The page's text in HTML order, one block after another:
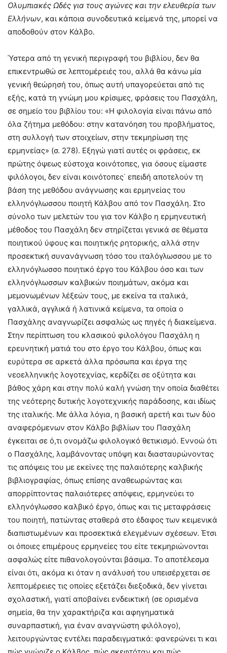
Ολυμπιακές Ωδές για τους αγώνες και την ελευθερία των
Ελλήνων, και κάποια συνοδευτικά κείμενά της, μπορεί να
αποδοθούν στον Κάλβο.
Ύστερα από τη γενική περιγραφή του βιβλίου, δεν θα
επικεντρωθώ σε λεπτομέρειές του, αλλά θα κάνω μία
γενική θεώρησή του, όπως αυτή υπαγορεύεται από τις
εξής, κατά τη γνώμη μου κρίσιμες, φράσεις του Πασχάλη,
σε σημείο του βιβλίου του: «Η φιλολογία είναι πάνω από
όλα ζήτημα μεθόδου: στην κατανόηση του προβλήματος,
στη συλλογή των στοιχείων, στην τεκμηρίωση της
ερμηνείας» (σ. 278). Εξηγώ γιατί αυτές οι φράσεις, εκ
πρώτης όψεως εύστοχα κοινότοπες, για όσους είμαστε
φιλόλογοι, δεν είναι κοινότοπες˙ επειδή αποτελούν τη
βάση της μεθόδου ανάγνωσης και ερμηνείας του
ελληνόγλωσσου ποιητή Κάλβου από τον Πασχάλη. Στο
σύνολο των μελετών του για τον Κάλβο η ερμηνευτική
μέθοδος του Πασχάλη δεν στηρίζεται γενικά σε θέματα
ποιητικού ύφους και ποιητικής ρητορικής, αλλά στην
προσεκτική συνανάγνωση τόσο του ιταλόγλωσσου με το
ελληνόγλωσσο ποιητικό έργο του Κάλβου όσο και των
ελληνόγλωσσων καλβικών ποιημάτων, ακόμα και
μεμονωμένων λέξεών τους, με εκείνα τα ιταλικά,
γαλλικά, αγγλικά ή λατινικά κείμενα, τα οποία ο
Πασχάλης αναγνωρίζει ασφαλώς ως πηγές ή διακείμενα.
Στην περίπτωση του κλασικού φιλολόγου Πασχάλη η
ερευνητική ματιά του στο έργο του Κάλβου, όπως και
ευρύτερα σε αρκετά άλλα πρόσωπα και έργα της
νεοελληνικής λογοτεχνίας, κερδίζει σε οξύτητα και
βάθος χάρη και στην πολύ καλή γνώση την οποία διαθέτει
της νεότερης δυτικής λογοτεχνικής παράδοσης, και ιδίως
της ιταλικής. Με άλλα λόγια, η βασική αρετή και των δύο
αναφερόμενων στον Κάλβο βιβλίων του Πασχάλη
έγκειται σε ό,τι ονομάζω φιλολογικό θετικισμό. Εννοώ ότι
ο Πασχάλης, λαμβάνοντας υπόψη και διασταυρώνοντας
τις απόψεις του με εκείνες της παλαιότερης καλβικής
βιβλιογραφίας, όπως επίσης αναθεωρώντας και
απορρίπτοντας παλαιότερες απόψεις, ερμηνεύει το
ελληνόγλωσσο καλβικό έργο, όπως και τις μεταφράσεις
του ποιητή, πατώντας σταθερά στο έδαφος των κειμενικά
διαπιστωμένων και προσεκτικά ελεγμένων σχέσεων. Έτσι
οι όποιες επιμέρους ερμηνείες του είτε τεκμηριώνονται
ασφαλώς είτε πιθανολογούνται βάσιμα. Το αποτέλεσμα
είναι ότι, ακόμα κι όταν η ανάλυσή του υπεισέρχεται σε
λεπτομέρειες τις οποίες εξετάζει διεξοδικά, δεν γίνεται
σχολαστική, γιατί αποβαίνει ενδεικτική (σε ορισμένα
σημεία, θα την χαρακτήριζα και αφηγηματικά
συναρπαστική, για έναν αναγνώστη φιλόλογο),
λειτουργώντας εντέλει παραδειγματικά: φανερώνει τι και